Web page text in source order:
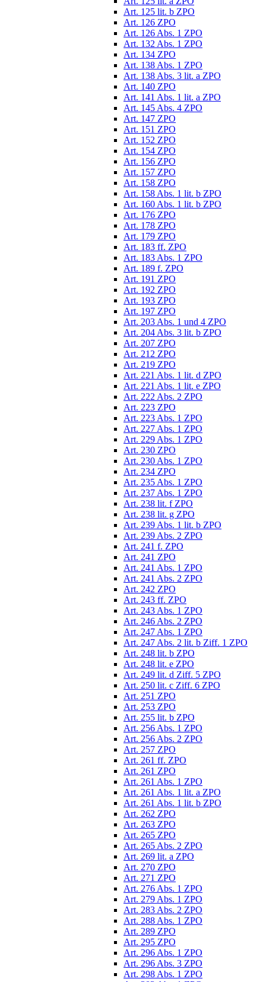
Art. 125 lit. b ZPO
Art. 126 ZPO
Art. 126 Abs. 1 ZPO
Art. 132 Abs. 1 ZPO
Art. 134 ZPO
Art. 138 Abs. 1 ZPO
Art. 138 Abs. 3 lit. a ZPO
Art. 140 ZPO
Art. 141 Abs. 1 lit. a ZPO
Art. 145 Abs. 4 ZPO
Art. 147 ZPO
Art. 151 ZPO
Art. 152 ZPO
Art. 154 ZPO
Art. 156 ZPO
Art. 157 ZPO
Art. 158 ZPO
Art. 158 Abs. 1 lit. b ZPO
Art. 160 Abs. 1 lit. b ZPO
Art. 176 ZPO
Art. 178 ZPO
Art. 179 ZPO
Art. 183 ff. ZPO
Art. 183 Abs. 1 ZPO
Art. 189 f. ZPO
Art. 191 ZPO
Art. 192 ZPO
Art. 193 ZPO
Art. 197 ZPO
Art. 203 Abs. 1 und 4 ZPO
Art. 204 Abs. 3 lit. b ZPO
Art. 207 ZPO
Art. 212 ZPO
Art. 219 ZPO
Art. 221 Abs. 1 lit. d ZPO
Art. 221 Abs. 1 lit. e ZPO
Art. 222 Abs. 2 ZPO
Art. 223 ZPO
Art. 223 Abs. 1 ZPO
Art. 227 Abs. 1 ZPO
Art. 229 Abs. 1 ZPO
Art. 230 ZPO
Art. 230 Abs. 1 ZPO
Art. 234 ZPO
Art. 235 Abs. 1 ZPO
Art. 237 Abs. 1 ZPO
Art. 238 lit. f ZPO
Art. 238 lit. g ZPO
Art. 239 Abs. 1 lit. b ZPO
Art. 239 Abs. 2 ZPO
Art. 241 f. ZPO
Art. 241 ZPO
Art. 241 Abs. 1 ZPO
Art. 241 Abs. 2 ZPO
Art. 242 ZPO
Art. 243 ff. ZPO
Art. 243 Abs. 1 ZPO
Art. 246 Abs. 2 ZPO
Art. 247 Abs. 1 ZPO
Art. 247 Abs. 2 lit. b Ziff. 1 ZPO
Art. 248 lit. b ZPO
Art. 248 lit. e ZPO
Art. 249 lit. d Ziff. 5 ZPO
Art. 250 lit. c Ziff. 6 ZPO
Art. 251 ZPO
Art. 253 ZPO
Art. 255 lit. b ZPO
Art. 256 Abs. 1 ZPO
Art. 256 Abs. 2 ZPO
Art. 257 ZPO
Art. 261 ff. ZPO
Art. 261 ZPO
Art. 261 Abs. 1 ZPO
Art. 261 Abs. 1 lit. a ZPO
Art. 261 Abs. 1 lit. b ZPO
Art. 262 ZPO
Art. 263 ZPO
Art. 265 ZPO
Art. 265 Abs. 2 ZPO
Art. 269 lit. a ZPO
Art. 270 ZPO
Art. 271 ZPO
Art. 276 Abs. 1 ZPO
Art. 279 Abs. 1 ZPO
Art. 283 Abs. 2 ZPO
Art. 288 Abs. 1 ZPO
Art. 289 ZPO
Art. 295 ZPO
Art. 296 Abs. 1 ZPO
Art. 296 Abs. 3 ZPO
Art. 298 Abs. 1 ZPO